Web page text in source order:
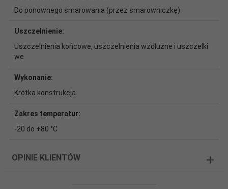
Do ponownego smarowania (przez smarowniczkę)
Uszczelnienie:
Uszczelnienia końcowe, uszczelnienia wzdłużne i uszczelki
we
Wykonanie:
Krótka konstrukcja
Zakres temperatur:
-20 do +80 °C
OPINIE KLIENTÓW